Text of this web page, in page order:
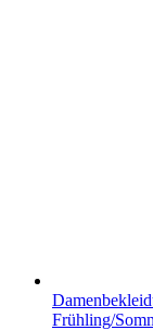
Frühling/